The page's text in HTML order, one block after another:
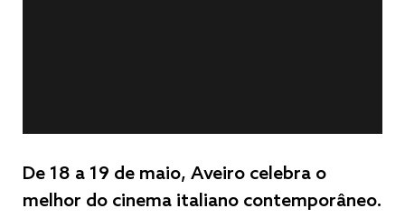
De 18 a 19 de maio, Aveiro celebra o
melhor do cinema italiano contemporâneo.